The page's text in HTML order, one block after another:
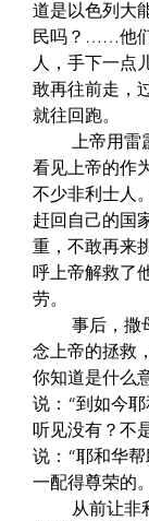
道是以色列大
民吗？……他
人，手下一点
敢再往前走，
就往回跑。
上帝用雷霹
看见上帝的作
不少非利士人
赶回自己的国
重，不敢再来
呼上帝解救了
劳。
事后，撒母
念上帝的拯救
你知道是什么
说：“到如今
听见没有？不
说：“耶和华
一配得尊荣的
从前让非利